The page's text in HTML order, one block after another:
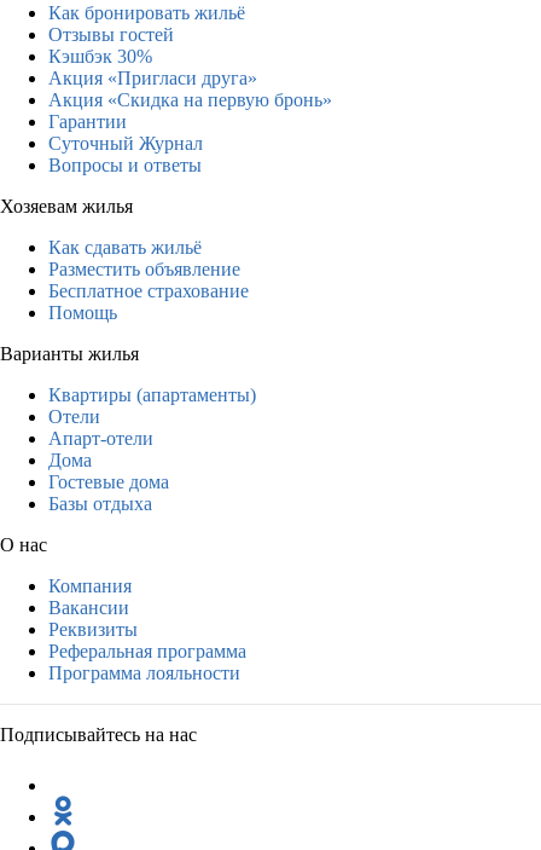
Как бронировать жильё
Отзывы гостей
Кэшбэк 30%
Акция «Пригласи друга»
Акция «Скидка на первую бронь»
Гарантии
Суточный Журнал
Вопросы и ответы
Хозяевам жилья
Как сдавать жильё
Разместить объявление
Бесплатное страхование
Помощь
Варианты жилья
Квартиры (апартаменты)
Отели
Апарт-отели
Дома
Гостевые дома
Базы отдыха
О нас
Компания
Вакансии
Реквизиты
Реферальная программа
Программа лояльности
Подписывайтесь на нас